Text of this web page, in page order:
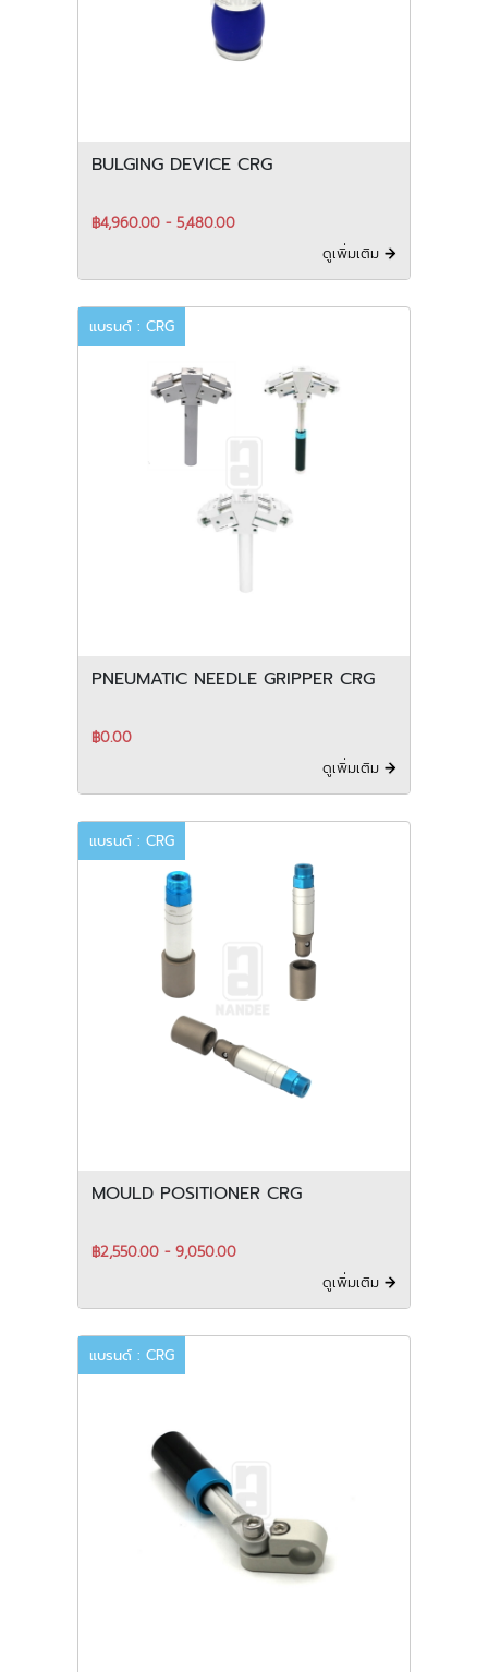
BULGING DEVICE CRG
฿4,960.00 - 5,480.00
ดูเพิ่มเติม
แบรนด์ : CRG
PNEUMATIC NEEDLE GRIPPER CRG
฿0.00
ดูเพิ่มเติม
แบรนด์ : CRG
MOULD POSITIONER CRG
฿2,550.00 - 9,050.00
ดูเพิ่มเติม
แบรนด์ : CRG